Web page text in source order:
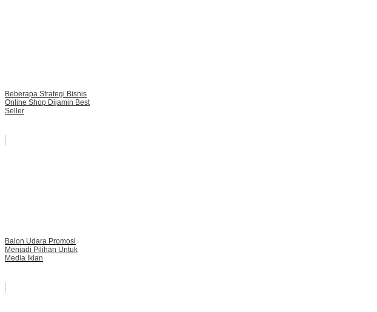
Beberapa Strategi Bisnis
Online Shop Dijamin Best
Seller
Balon Udara Promosi
Menjadi Pilihan Untuk
Media Iklan